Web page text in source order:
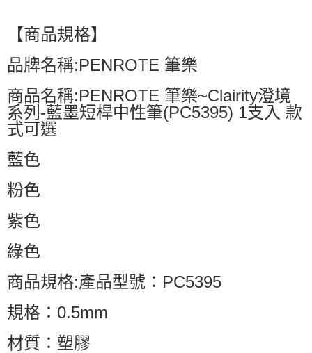
【商品規格】
品牌名稱:PENROTE 筆樂
商品名稱:PENROTE 筆樂~Clairity澄境
系列-藍墨短桿中性筆(PC5395) 1支入 款
式可選
藍色
粉色
紫色
綠色
商品規格:產品型號：PC5395
規格：0.5mm
材質：塑膠